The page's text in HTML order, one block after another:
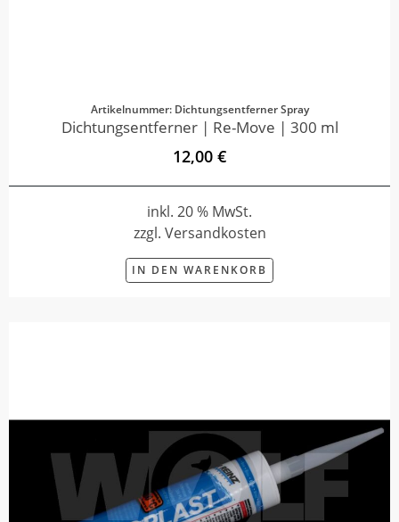
Artikelnummer: Dichtungsentferner Spray
Dichtungsentferner | Re-Move | 300 ml
12,00 €
inkl. 20 % MwSt.
zzgl. Versandkosten
IN DEN WARENKORB